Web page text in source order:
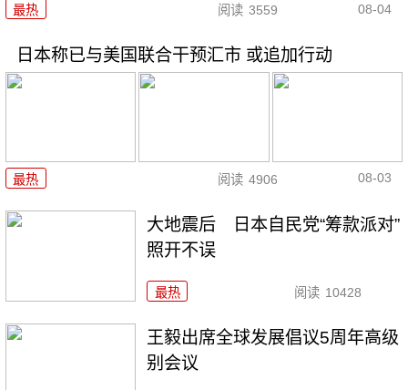
最热 阅读 3559 08-04
日本称已与美国联合干预汇市 或追加行动
最热 阅读 4906 08-03
大地震后 日本自民党“筹款派对”
照开不误
最热 阅读 10428
王毅出席全球发展倡议5周年高级
别会议